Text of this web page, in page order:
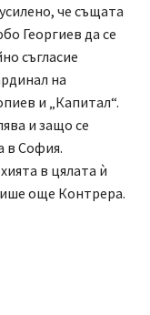
че същата
Георгиев да се
съгласие
на
и „Капитал“.
и защо се
в София.
в цялата ѝ
още Контрера.